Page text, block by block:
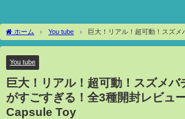
ホーム You tube
巨大！リアル！超可動！スズメ
ぎる！全3種開封レビュー！ Big Wasp Capsule Toy
You tube
巨大！リアル！超可動！スズメバ
がすごすぎる！全3種開封レビュ
Capsule Toy